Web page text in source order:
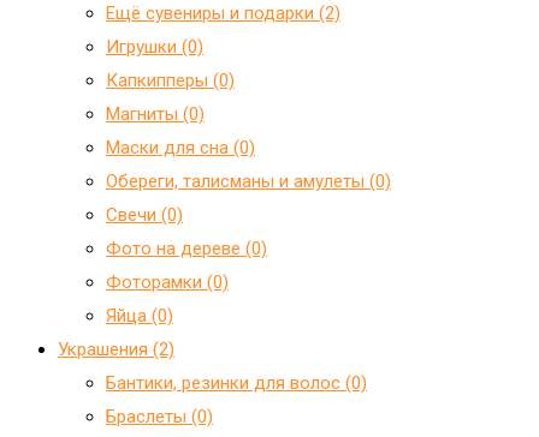
Ещё сувениры и подарки (2)
Игрушки (0)
Капкипперы (0)
Магниты (0)
Маски для сна (0)
Обереги, талисманы и амулеты (0)
Свечи (0)
Фото на дереве (0)
Фоторамки (0)
Яйца (0)
Украшения (2)
Бантики, резинки для волос (0)
Браслеты (0)